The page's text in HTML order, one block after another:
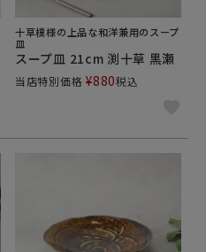
十草模様の上品な和洋兼用のスープ
皿
スープ皿 21cm 渕十草 黒瀬
当店特別価格 ¥880税込